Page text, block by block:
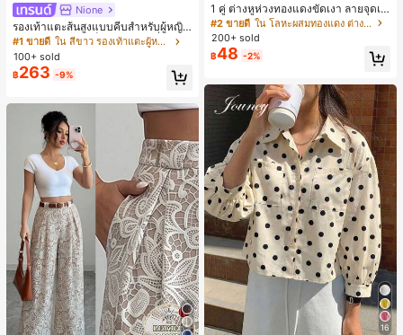
Nione
รองเท้าแตะส้นสูงแบบคีบสำหรับผู้หญิง
สไตล์คลาสสิก สีบล็อก สไตล์แฟรี่ฤดูร้อ
น ส้นเข็ม รองเท้าแตะแบบคีบ รองเท้าแ
ตะชายหาดแฟชั่นสายไขว้ รองเท้าผู้ห
ญิง สำหรับออฟฟิศ บ้าน กลางแจ้ง ดีไซ
น์หัวเหลี่ยม ชิคและหรูหรา สำหรับเดทไ
นท์
#1 ขายดี
ใน สีขาว รองเท้าแตะผู้หญิง
100+ sold
฿263 -9%
1 คู่ ต่างหูห่วงทองแดงขัดเงา ลายจุดเร
ขาคณิตสไตล์มินิมอล เหมาะสำหรับสว
มใส่ประจำวันแบบสบายๆ สำหรับผู้หญิง
#2 ขายดี
ใน โลหะผสมทองแดง ต่างหูผู้หญิง
200+ sold
฿48 -2%
16